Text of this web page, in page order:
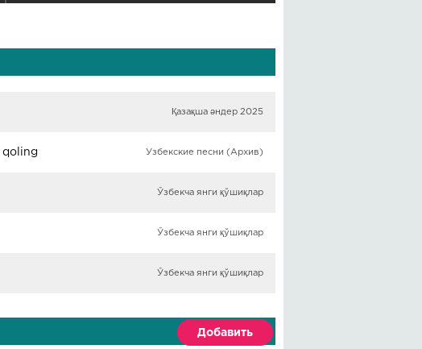
Қазақша әндер 2025
qoling Узбекские песни (Архив)
Ўзбекча янги қўшиқлар
Ўзбекча янги қўшиқлар
Ўзбекча янги қўшиқлар
Добавить